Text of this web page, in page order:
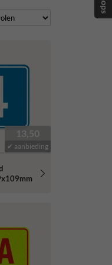
13,50
✔ aanbieding